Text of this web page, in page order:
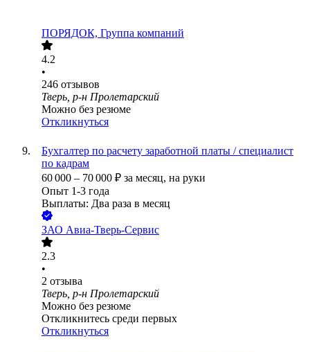
ПОРЯДОК, Группа компаний
4.2
•
246 отзывов
Тверь, р-н Пролетарский
Можно без резюме
Откликнуться
Бухгалтер по расчету заработной платы / специалист
по кадрам
60 000 – 70 000 ₽ за месяц, на руки
Опыт 1-3 года
Выплаты: Два раза в месяц
ЗАО Авиа-Тверь-Сервис
2.3
•
2 отзыва
Тверь, р-н Пролетарский
Можно без резюме
Откликнитесь среди первых
Откликнуться